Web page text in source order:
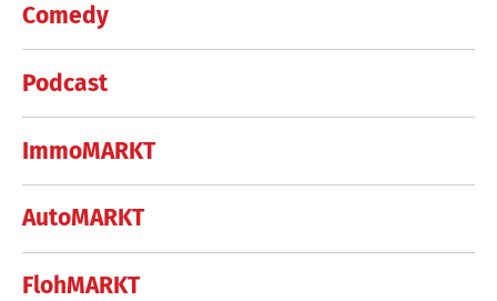
Comedy
Podcast
ImmoMARKT
AutoMARKT
FlohMARKT